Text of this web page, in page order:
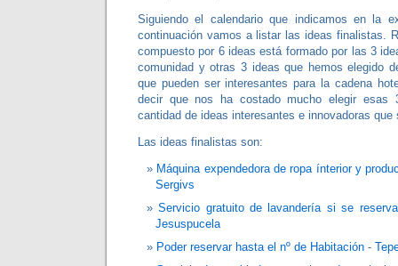
Siguiendo el calendario que indicamos en la
continuación vamos a listar las ideas finalistas.
compuesto por 6 ideas está formado por las 3
comunidad y otras 3 ideas que hemos elegido
que pueden ser interesantes para la cadena
decir que nos ha costado mucho elegir esas
cantidad de ideas interesantes e innovadoras que
Las ideas finalistas son:
Máquina expendedora de ropa ínterior y
Sergivs
Servicio gratuito de lavandería si se
Jesuspucela
Poder reservar hasta el nº de Habitación -